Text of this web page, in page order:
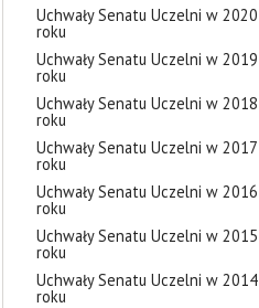
Uchwały Senatu Uczelni w 2020
roku
Uchwały Senatu Uczelni w 2019
roku
Uchwały Senatu Uczelni w 2018
roku
Uchwały Senatu Uczelni w 2017
roku
Uchwały Senatu Uczelni w 2016
roku
Uchwały Senatu Uczelni w 2015
roku
Uchwały Senatu Uczelni w 2014
roku